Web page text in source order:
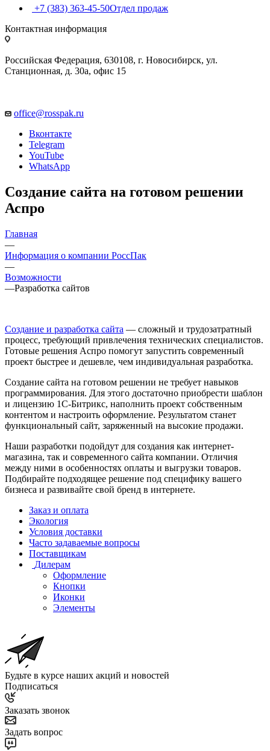
+7 (383) 363-45-50Отдел продаж
Контактная информация
Российская Федерация, 630108, г. Новосибирск, ул.
Станционная, д. 30а, офис 15
office@rosspak.ru
Вконтакте
Telegram
YouTube
WhatsApp
Создание сайта на готовом решении
Аспро
Главная
—
Информация о компании РоссПак
—
Возможности
—Разработка сайтов
Создание и разработка сайта — сложный и трудозатратный
процесс, требующий привлечения технических специалистов.
Готовые решения Аспро помогут запустить современный
проект быстрее и дешевле, чем индивидуальная разработка.
Создание сайта на готовом решении не требует навыков
программирования. Для этого достаточно приобрести шаблон
и лицензию 1С-Битрикс, наполнить проект собственным
контентом и настроить оформление. Результатом станет
функциональный сайт, заряженный на высокие продажи.
Наши разработки подойдут для создания как интернет-
магазина, так и современного сайта компании. Отличия
между ними в особенностях оплаты и выгрузки товаров.
Подбирайте подходящее решение под специфику вашего
бизнеса и развивайте свой бренд в интернете.
Заказ и оплата
Экология
Условия доставки
Часто задаваемые вопросы
Поставщикам
Дилерам
Оформление
Кнопки
Иконки
Элементы
Будьте в курсе наших акций и новостей
Подписаться
Заказать звонок
Задать вопрос